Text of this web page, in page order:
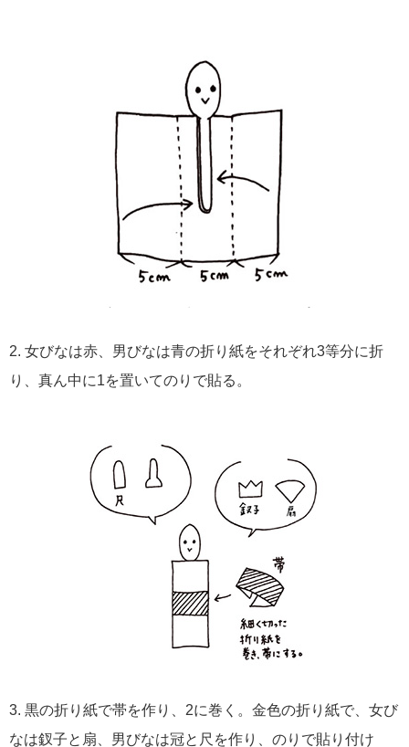
2. 女びなは赤、男びなは青の折り紙をそれぞれ3等分に折
り、真ん中に1を置いてのりで貼る。
3. 黒の折り紙で帯を作り、2に巻く。金色の折り紙で、女び
なは釵子と扇、男びなは冠と尺を作り、のりで貼り付け